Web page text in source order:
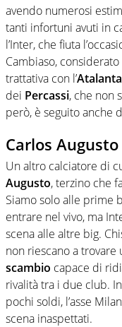
avendo numerosi
tanti infortuni avuti in
l’Inter, che fiuta
Cambiaso, considerato
trattativa con l’Atalanta
dei Percassi, che non
però, è seguito anche
Carlos
Un altro calciatore di
Augusto, terzino che
Siamo solo alle prime
entrare nel vivo, ma
scena alle altre big.
non riescano a trovare
scambio capace di
rivalità tra i due club.
pochi soldi, l’asse
scena inaspettati.